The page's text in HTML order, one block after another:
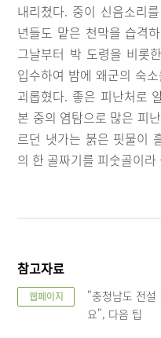
내리쳤다. 중이 신음소리
년들도 맡은 천막을 습격
그날부터 박 도령을 비롯
입수하여 밤에 왜군의 숙
괴롭혔다. 좋은 피난처로
본 중의 염탐으로 많은 피
르던 냇가는 붉은 핏물이
의 한 골짜기를 피숫골이라
참고자료
웹페이지
"충청남도 전
요", 다음 팁